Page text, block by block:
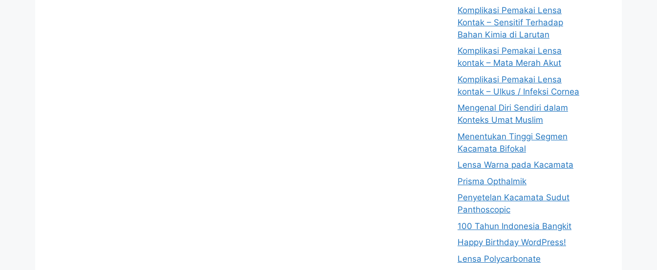
Komplikasi Pemakai Lensa
Kontak – Sensitif Terhadap
Bahan Kimia di Larutan
Komplikasi Pemakai Lensa
kontak – Mata Merah Akut
Komplikasi Pemakai Lensa
kontak – Ulkus / Infeksi Cornea
Mengenal Diri Sendiri dalam
Konteks Umat Muslim
Menentukan Tinggi Segmen
Kacamata Bifokal
Lensa Warna pada Kacamata
Prisma Opthalmik
Penyetelan Kacamata Sudut
Panthoscopic
100 Tahun Indonesia Bangkit
Happy Birthday WordPress!
Lensa Polycarbonate